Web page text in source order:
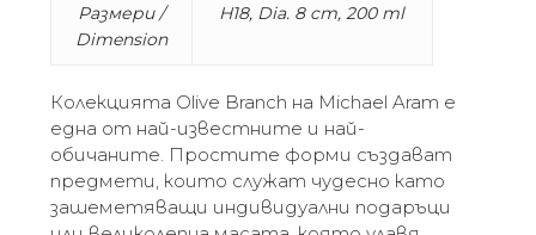
Размери /
Dimension
H18, Dia. 8 cm, 200 ml
Колекцията Olive Branch на Michael Aram е
една от най-известните и най-
обичаните. Простите форми създават
предмети, които служат чудесно като
зашеметяващи индивидуални подаръци